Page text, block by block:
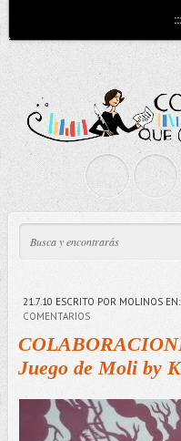
21.7.10 ESCRITO POR MOLINOS EN:
COMENTARIOS
Juego de Moli by